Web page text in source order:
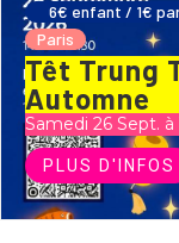
6€ enfant / 1€
Paris
Têt Trung
Automne
Samedi 26 Sept.
PLUS D'INFOS